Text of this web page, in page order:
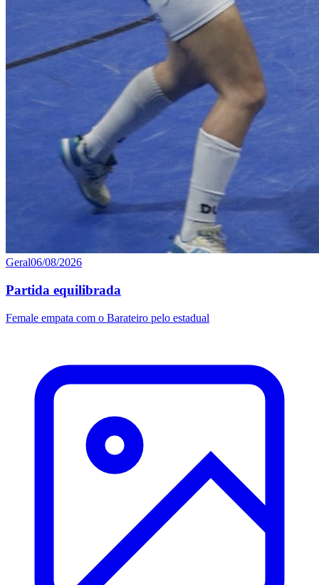
Geral06/08/2026
Partida equilibrada
Female empata com o Barateiro pelo estadual